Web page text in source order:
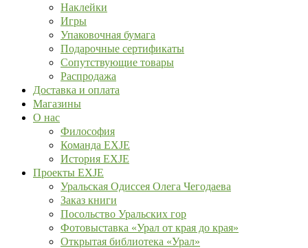
Наклейки
Игры
Упаковочная бумага
Подарочные сертификаты
Сопутствующие товары
Распродажа
Доставка и оплата
Магазины
О нас
Философия
Команда EXJE
История EXJE
Проекты EXJE
Уральская Одиссея Олега Чегодаева
Заказ книги
Посольство Уральских гор
Фотовыставка «Урал от края до края»
Открытая библиотека «Урал»